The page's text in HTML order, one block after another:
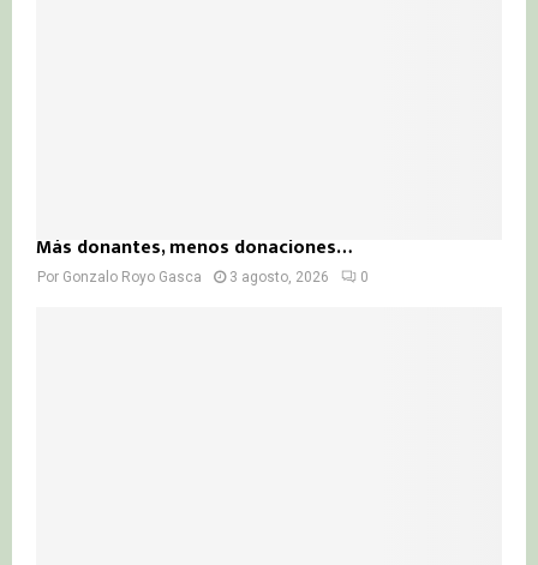
Más donantes, menos donaciones…
Por Gonzalo Royo Gasca 3 agosto, 2026 0